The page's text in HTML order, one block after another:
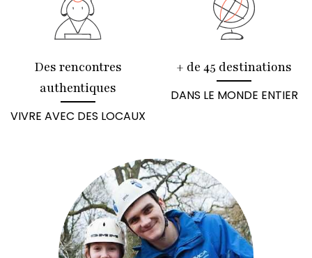
Des rencontres
authentiques
VIVRE AVEC DES LOCAUX
+ de 45 destinations
DANS LE MONDE ENTIER